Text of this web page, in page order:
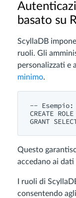
basato su
ScyllaDB
ruoli. Gli
personalizzati e
minimo.
--
CREATE
Questo
accedano ai
I ruoli di
consentendo